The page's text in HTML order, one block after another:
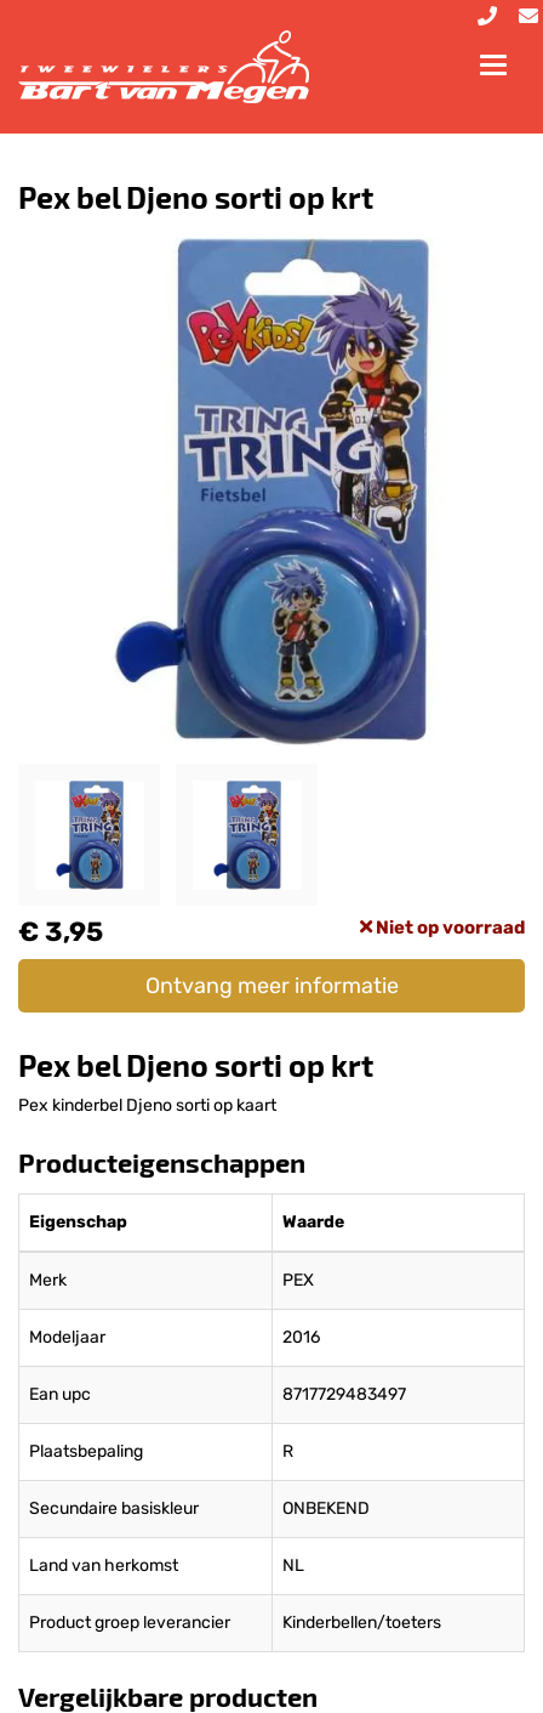
Pex bel Djeno sorti op krt
€ 3,95 Niet op voorraad
Ontvang meer informatie
Pex bel Djeno sorti op krt
Pex kinderbel Djeno sorti op kaart
Producteigenschappen
Eigenschap Waarde
Merk PEX
Modeljaar 2016
Ean upc 8717729483497
Plaatsbepaling R
Secundaire basiskleur ONBEKEND
Land van herkomst NL
Product groep leverancier Kinderbellen/toeters
Vergelijkbare producten